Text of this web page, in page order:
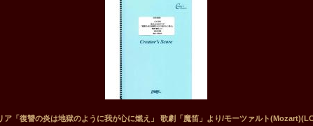
ア「復讐の炎は地獄のように我が心に燃え」 歌劇「魔笛」より/モーツァルト